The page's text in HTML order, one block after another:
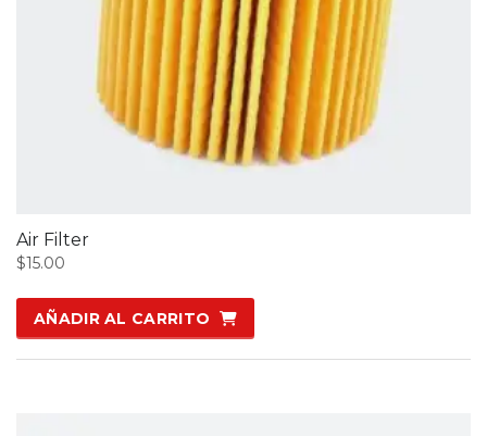
Air Filter
$15.00
AÑADIR AL CARRITO